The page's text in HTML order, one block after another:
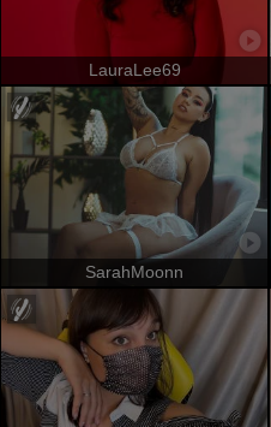
LauraLee69
SarahMoonn